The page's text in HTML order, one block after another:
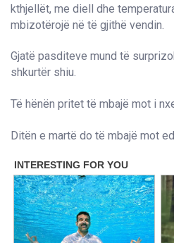
kthjellët, me diell dhe
mbizotërojë në të gjithë vendin.
Gjatë pasditeve mund të
shkurtër shiu.
Të hënën pritet të mbajë mot i
Ditën e martë do të mbajë mot